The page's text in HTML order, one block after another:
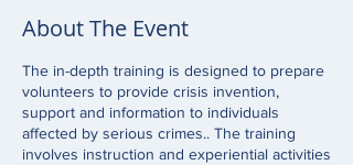
About The Event
The in-depth training is designed to prepare
volunteers to provide crisis invention,
support and information to individuals
affected by serious crimes.. The training
involves instruction and experiential activities